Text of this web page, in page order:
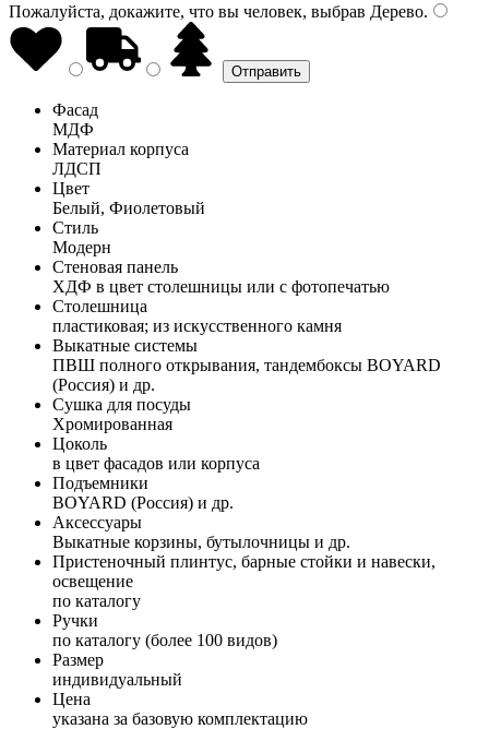
Пожалуйста, докажите, что вы человек, выбрав Дерево.
Фасад
МДФ
Материал корпуса
ЛДСП
Цвет
Белый, Фиолетовый
Стиль
Модерн
Стеновая панель
ХДФ в цвет столешницы или с фотопечатью
Столешница
пластиковая; из искусственного камня
Выкатные системы
ПВШ полного открывания, тандембоксы BOYARD
(Россия) и др.
Сушка для посуды
Хромированная
Цоколь
в цвет фасадов или корпуса
Подъемники
BOYARD (Россия) и др.
Аксессуары
Выкатные корзины, бутылочницы и др.
Пристеночный плинтус, барные стойки и навески,
освещение
по каталогу
Ручки
по каталогу (более 100 видов)
Размер
индивидуальный
Цена
указана за базовую комплектацию